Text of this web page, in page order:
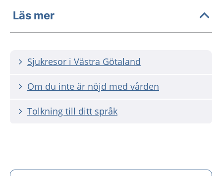
Läs mer
Sjukresor i Västra Götaland
Om du inte är nöjd med vården
Tolkning till ditt språk